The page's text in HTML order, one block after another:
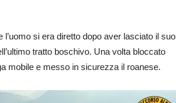
si era diretto dopo aver lasciato il suo
tratto boschivo. Una volta bloccato
mobile e messo in sicurezza il roanese.